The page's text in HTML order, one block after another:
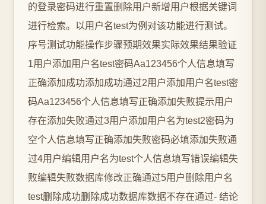
的登录密码进行重置删除用户新增用户根据关键词
进行检索。以用户名test为例对该功能进行测试。
序号测试功能操作步骤预期效果实际效果结果验证
1用户添加用户名test密码Aa123456个人信息填写
正确添加成功添加成功通过2用户添加用户名test密
码Aa123456个人信息填写正确添加失败提示用户
存在添加失败通过3用户添加用户名为test2密码为
空个人信息填写正确添加失败密码必填添加失败通
过4用户编辑用户名为test个人信息填写错误编辑失
败编辑失败数据库修改正确通过5用户删除用户名
test删除成功删除成功数据库数据不存在通过- 结论